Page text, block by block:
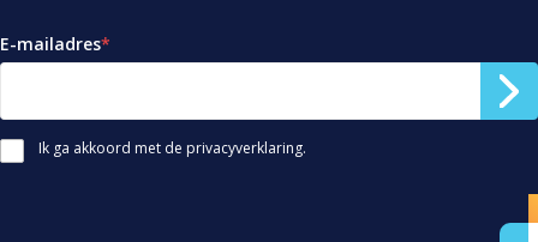
E-mailadres*
Ik ga akkoord met de privacyverklaring.